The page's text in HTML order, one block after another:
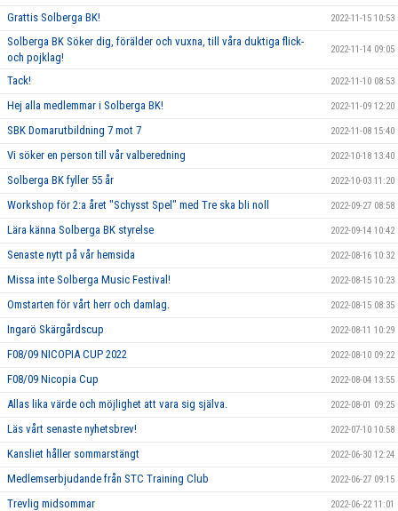
Grattis Solberga BK! 2022-11-15 10:53
Solberga BK Söker dig, förälder och vuxna, till våra duktiga flick-
och pojklag!
2022-11-14 09:05
Tack! 2022-11-10 08:53
Hej alla medlemmar i Solberga BK! 2022-11-09 12:20
SBK Domarutbildning 7 mot 7 2022-11-08 15:40
Vi söker en person till vår valberedning 2022-10-18 13:40
Solberga BK fyller 55 år 2022-10-03 11:20
Workshop för 2:a året "Schysst Spel" med Tre ska bli noll 2022-09-27 08:58
Lära känna Solberga BK styrelse 2022-09-14 10:42
Senaste nytt på vår hemsida 2022-08-16 10:32
Missa inte Solberga Music Festival! 2022-08-15 10:23
Omstarten för vårt herr och damlag. 2022-08-15 08:35
Ingarö Skärgårdscup 2022-08-11 10:29
F08/09 NICOPIA CUP 2022 2022-08-10 09:22
F08/09 Nicopia Cup 2022-08-04 13:55
Allas lika värde och möjlighet att vara sig själva. 2022-08-01 09:25
Läs vårt senaste nyhetsbrev! 2022-07-10 10:58
Kansliet håller sommarstängt 2022-06-30 12:24
Medlemserbjudande från STC Training Club 2022-06-27 09:15
Trevlig midsommar 2022-06-22 11:01